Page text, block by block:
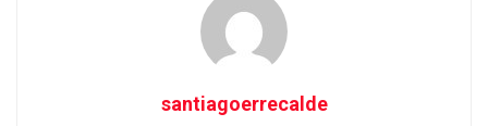
santiagoerrecalde